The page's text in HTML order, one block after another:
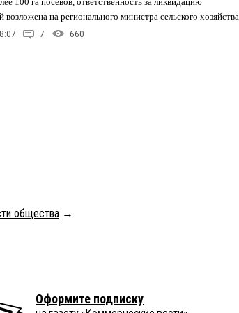
возложена на регионального министра сельского хозяйства.
7 660
общества →
Оформите подписку